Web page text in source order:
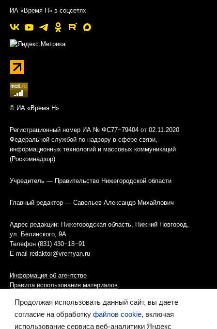
ИА «Время Н» в соцсетях
© ИА «Время Н»
Регистрационный номер ИА № ФС77−79404 от 02.11.2020
Федеральной службой по надзору в сфере связи,
информационных технологий и массовых коммуникаций
(Роскомнадзор)
Учредитель — Правительство Нижегородской области
Главный редактор — Савельев Александр Михайлович
Адрес редакции: Нижегородская область, Нижний Новгород,
ул. Белинского, 9А
Телефон (831) 430−18−91
E-mail redaktor@vremyan.ru
Информация об агентстве
Правила использования материалов
Информационная политика использования «cookies»-файлов
Продолжая использовать данный сайт, вы даете
согласие на обработку файлов cookie, включая
использование сервиса веб-аналитики Яндекс